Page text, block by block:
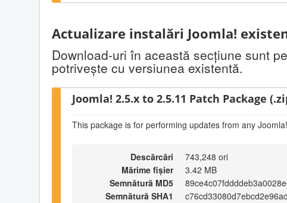
Actualizare instalări Joomla!
Download-uri în această secţiune sunt
potriveşte cu versiunea existentă.
Joomla! 2.5.x to 2.5.11 Patch Package
This package is for performing updates from any
Descărcări
743,248 ori
Mărime fișier
3.42 MB
Semnătură MD5
Semnătură SHA1